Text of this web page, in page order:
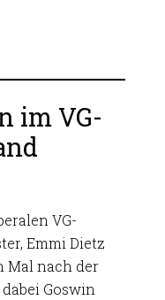
im VG-
VG-
Emmi Dietz
Mal nach der
Goswin